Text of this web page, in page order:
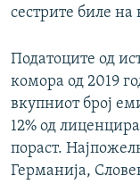
сестрите биле на
Податоците од
комора од 2019
вкупниот број
12% од
пораст.
Германија,